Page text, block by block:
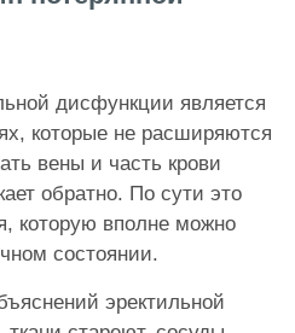
дисфункции является
которые не расширяются
вены и часть крови
обратно. По сути это
которую вполне можно
состоянии.
эректильной